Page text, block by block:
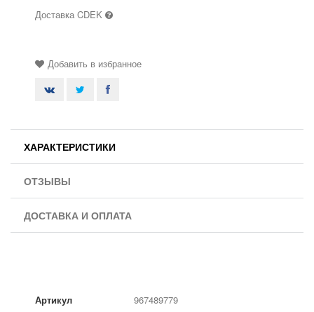
Доставка CDEK
Добавить в избранное
ХАРАКТЕРИСТИКИ
ОТЗЫВЫ
ДОСТАВКА И ОПЛАТА
Артикул 967489779